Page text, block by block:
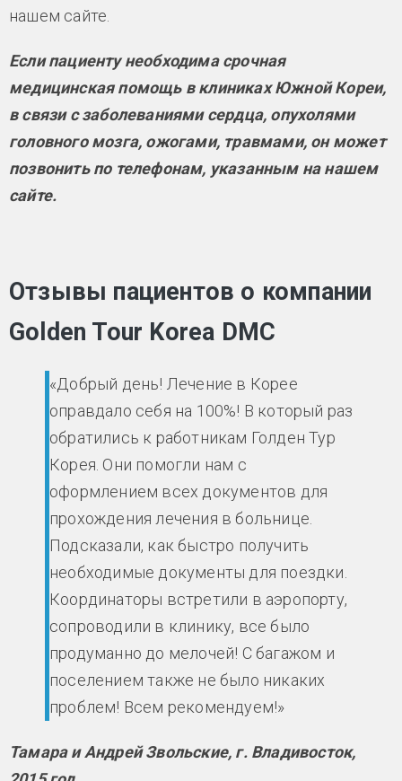
нашем сайте.
Если пациенту необходима срочная
медицинская помощь в клиниках Южной Кореи,
в связи с заболеваниями сердца, опухолями
головного мозга, ожогами, травмами, он может
позвонить по телефонам, указанным на нашем
сайте.
Отзывы пациентов о компании
Golden Tour Korea DMC
«Добрый день! Лечение в Корее
оправдало себя на 100%! В который раз
обратились к работникам Голден Тур
Корея. Они помогли нам с
оформлением всех документов для
прохождения лечения в больнице.
Подсказали, как быстро получить
необходимые документы для поездки.
Координаторы встретили в аэропорту,
сопроводили в клинику, все было
продуманно до мелочей! С багажом и
поселением также не было никаких
проблем! Всем рекомендуем!»
Тамара и Андрей Звольские, г. Владивосток,